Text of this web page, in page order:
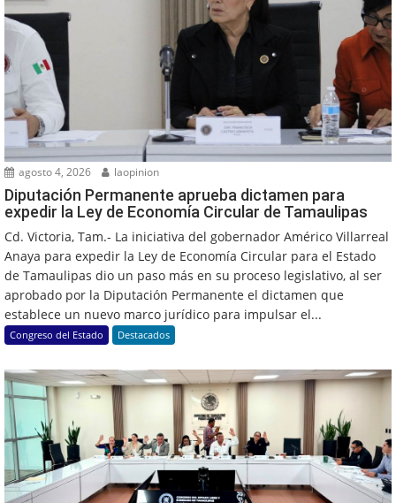
agosto 4, 2026 laopinion
Diputación Permanente aprueba dictamen para
expedir la Ley de Economía Circular de Tamaulipas
Cd. Victoria, Tam.- La iniciativa del gobernador Américo Villarreal
Anaya para expedir la Ley de Economía Circular para el Estado
de Tamaulipas dio un paso más en su proceso legislativo, al ser
aprobado por la Diputación Permanente el dictamen que
establece un nuevo marco jurídico para impulsar el...
Congreso del Estado Destacados